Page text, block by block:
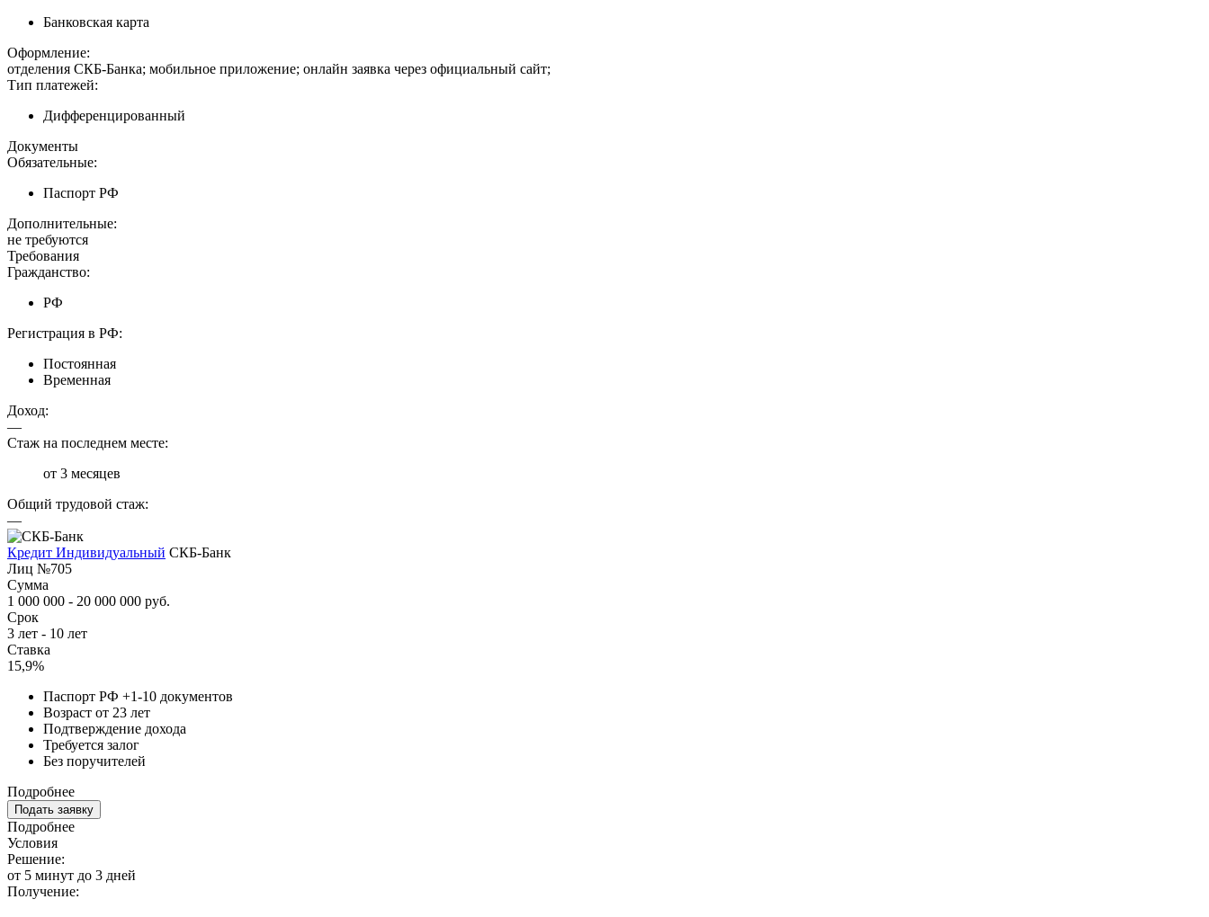
Банковская карта
Оформление:
отделения СКБ-Банка; мобильное приложение; онлайн заявка через официальный сайт;
Тип платежей:
Дифференцированный
Документы
Обязательные:
Паспорт РФ
Дополнительные:
не требуются
Требования
Гражданство:
РФ
Регистрация в РФ:
Постоянная
Временная
Доход:
—
Стаж на последнем месте:
от 3 месяцев
Общий трудовой стаж:
—
Кредит Индивидуальный СКБ-Банк
Лиц №705
Сумма
1 000 000 - 20 000 000 руб.
Срок
3 лет - 10 лет
Ставка
15,9%
Паспорт РФ +1-10 документов
Возраст от 23 лет
Подтверждение дохода
Требуется залог
Без поручителей
Подробнее
Подать заявку
Подробнее
Условия
Решение:
от 5 минут до 3 дней
Получение: